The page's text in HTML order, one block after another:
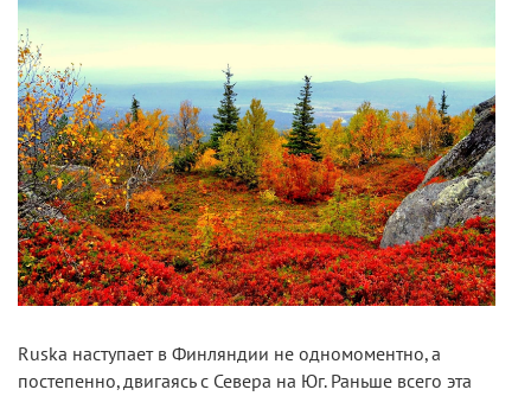
Ruska наступает в Финляндии не одномоментно, а
постепенно, двигаясь с Севера на Юг. Раньше всего эта